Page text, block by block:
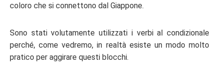
coloro che si connettono dal Giappone.
Sono stati volutamente utilizzati i verbi al condizionale
perché, come vedremo, in realtà esiste un modo molto
pratico per aggirare questi blocchi.